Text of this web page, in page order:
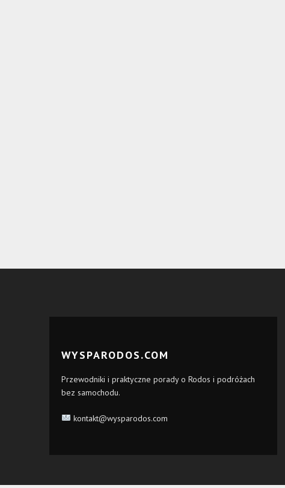
WYSPARODOS.COM
Przewodniki i praktyczne porady o Rodos i podróżach
bez samochodu.
kontakt@wysparodos.com